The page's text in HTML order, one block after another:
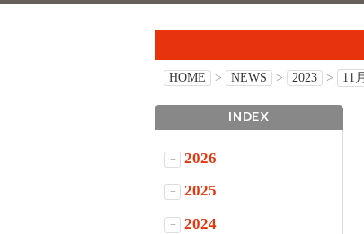
HOME > NEWS > 2023 > 11月
INDEX
+ 2026
+ 2025
+ 2024